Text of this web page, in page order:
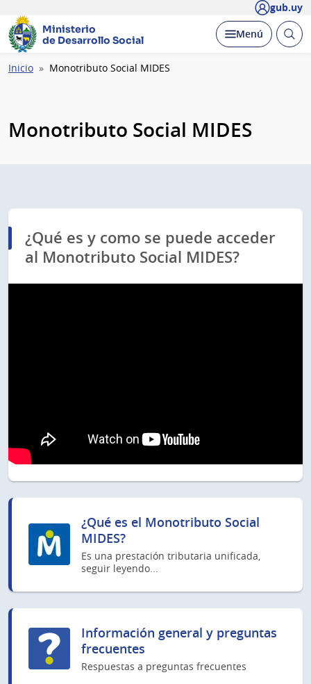
gub.uy
Ministerio
de Desarrollo Social
Desplegar
Menú Abrir
Ruta
Inicio Monotributo Social MIDES
Monotributo Social MIDES
¿Qué es y como se puede acceder
al Monotributo Social MIDES?
¿Qué es el Monotributo Social
MIDES?
Es una prestación tributaria unificada,
seguir leyendo...
Información general y preguntas
frecuentes
Respuestas a preguntas frecuentes